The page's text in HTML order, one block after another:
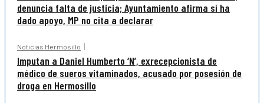
denuncia falta de justicia; Ayuntamiento afirma sí ha
dado apoyo, MP no cita a declarar
Noticias Hermosillo
Imputan a Daniel Humberto ‘N’, exrecepcionista de
médico de sueros vitaminados, acusado por posesión de
droga en Hermosillo